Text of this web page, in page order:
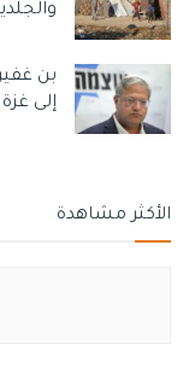
بن
إلى
الأكثر مشاهدة